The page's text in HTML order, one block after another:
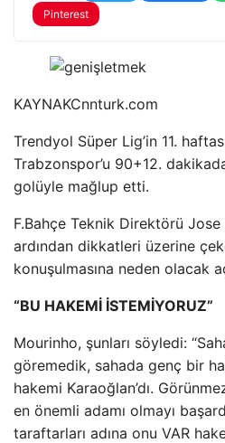
Pinterest
KAYNAKCnnturk.com
Trendyol Süper Lig’in 11.
Trabzonspor’u 90+12.
golüyle mağlup etti.
F.Bahçe Teknik Direktörü Jose
ardından dikkatleri üzerine
konuşulmasına neden olacak
“BU HAKEMİ İSTEMİYORUZ”
Mourinho, şunları söyledi:
göremedik, sahada genç bir
hakemi Karaoğlan’dı.
en önemli adamı olmayı
taraftarları adına onu VAR